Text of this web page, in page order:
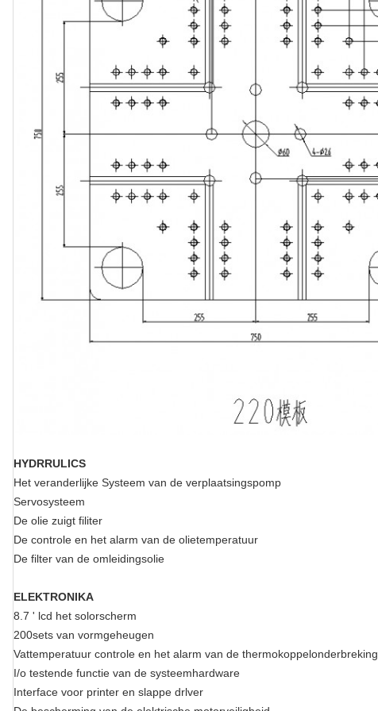
HYDRRULICS
Het veranderlijke Systeem van de verplaatsingspomp
Servosysteem
De olie zuigt filiter
De controle en het alarm van de olietemperatuur
De filter van de omleidingsolie
ELEKTRONIKA
8.7 ' lcd het solorscherm
200sets van vormgeheugen
Vattemperatuur controle en het alarm van de thermokoppelonderbreking
I/o testende functie van de systeemhardware
Interface voor printer en slappe drlver